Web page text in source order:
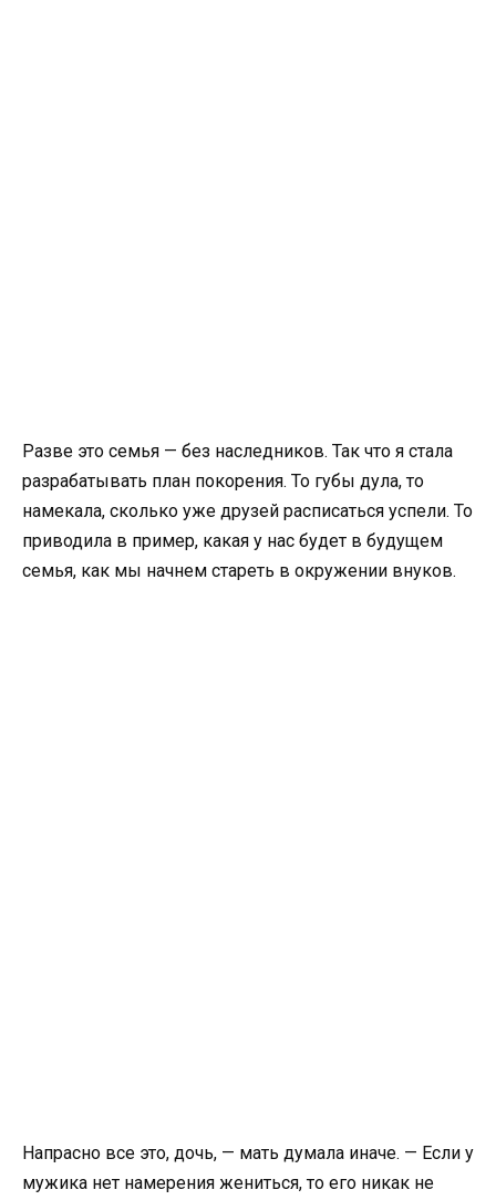
Разве это семья — без наследников. Так что я стала
разрабатывать план покорения. То губы дула, то
намекала, сколько уже друзей расписаться успели. То
приводила в пример, какая у нас будет в будущем
семья, как мы начнем стареть в окружении внуков.
Напрасно все это, дочь, — мать думала иначе. — Если у
мужика нет намерения жениться, то его никак не